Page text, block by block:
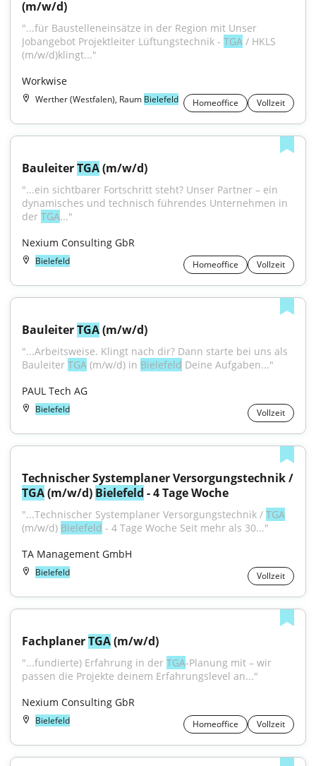
(m/w/d)
"...für Baustelleneinsätze in der Region mit Unser
Jobangebot Projektleiter Lüftungstechnik - TGA / HKLS
(m/w/d)klingt..."
Workwise
Werther (Westfalen), Raum Bielefeld Homeoffice Vollzeit
Bauleiter TGA (m/w/d)
"...ein sichtbarer Fortschritt steht? Unser Partner – ein
dynamisches und technisch führendes Unternehmen in
der TGA..."
Nexium Consulting GbR
Bielefeld Homeoffice Vollzeit
Bauleiter TGA (m/w/d)
"...Arbeitsweise. Klingt nach dir? Dann starte bei uns als
Bauleiter TGA (m/w/d) in Bielefeld Deine Aufgaben..."
PAUL Tech AG
Bielefeld Vollzeit
TGA (m/w/d) Bielefeld - 4 Tage Woche
"...Technischer Systemplaner Versorgungstechnik / TGA
(m/w/d) Bielefeld - 4 Tage Woche Seit mehr als 30..."
TA Management GmbH
Bielefeld Vollzeit
Fachplaner TGA (m/w/d)
"...fundierte) Erfahrung in der TGA-Planung mit – wir
passen die Projekte deinem Erfahrungslevel an..."
Nexium Consulting GbR
Bielefeld Homeoffice Vollzeit